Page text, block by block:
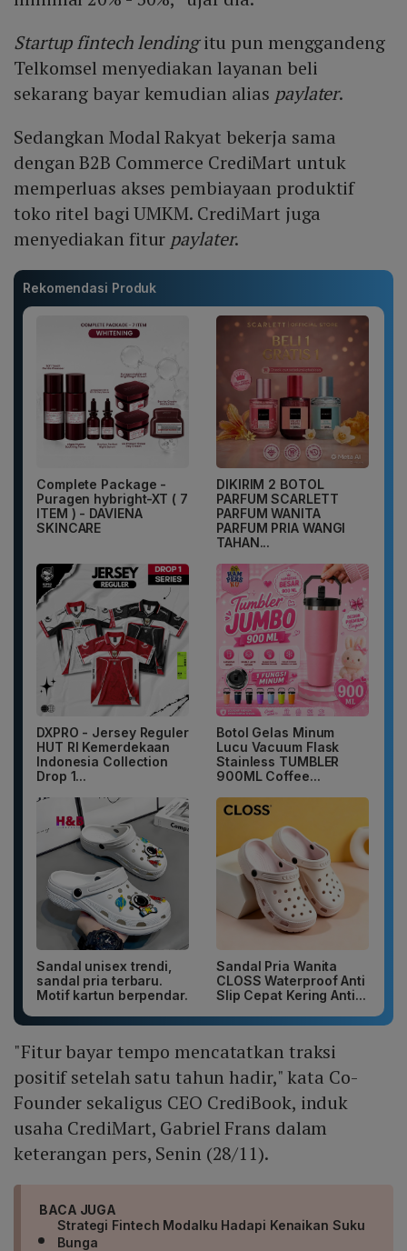
Startup fintech lendingitu pun menggandeng
Telkomsel menyediakan layanan beli
sekarang bayar kemudian alias paylater.
Sedangkan Modal Rakyat bekerja sama
dengan B2B Commerce CrediMart untuk
memperluas akses pembiayaan produktif
toko ritel bagi UMKM. CrediMart juga
menyediakan fitur paylater.
Rekomendasi Produk
Complete Package -
Puragen hybright-XT ( 7
ITEM ) - DAVIENA
SKINCARE
DIKIRIM 2 BOTOL
PARFUM SCARLETT
PARFUM WANITA
PARFUM PRIA WANGI
TAHAN...
DXPRO - Jersey Reguler
HUT RI Kemerdekaan
Indonesia Collection
Drop 1...
Botol Gelas Minum
Lucu Vacuum Flask
Stainless TUMBLER
900ML Coffee...
Sandal unisex trendi,
sandal pria terbaru.
Motif kartun berpendar.
Sandal Pria Wanita
CLOSS Waterproof Anti
Slip Cepat Kering Anti...
"Fitur bayar tempo mencatatkan traksi
positif setelah satu tahun hadir," kata Co-
Founder sekaligus CEO CrediBook, induk
usaha CrediMart, Gabriel Frans dalam
keterangan pers, Senin (28/11).
BACA JUGA
Strategi Fintech Modalku Hadapi Kenaikan Suku
Bunga